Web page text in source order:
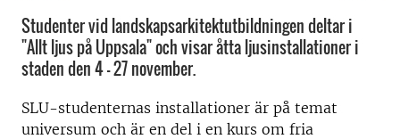
Studenter vid landskapsarkitektutbildningen deltar i
"Allt ljus på Uppsala" och visar åtta ljusinstallationer i
staden den 4 - 27 november.
SLU-studenternas installationer är på temat
universum och är en del i en kurs om fria